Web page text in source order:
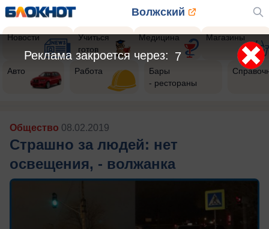
Волжский
Новости
Учиться
готов
Медицина Магазины
Авто Работа
Бары
- рестораны
Общество 08.02.2019
Страшно за людей: нет
освещения, - волжанка
5
Реклама закроется через: